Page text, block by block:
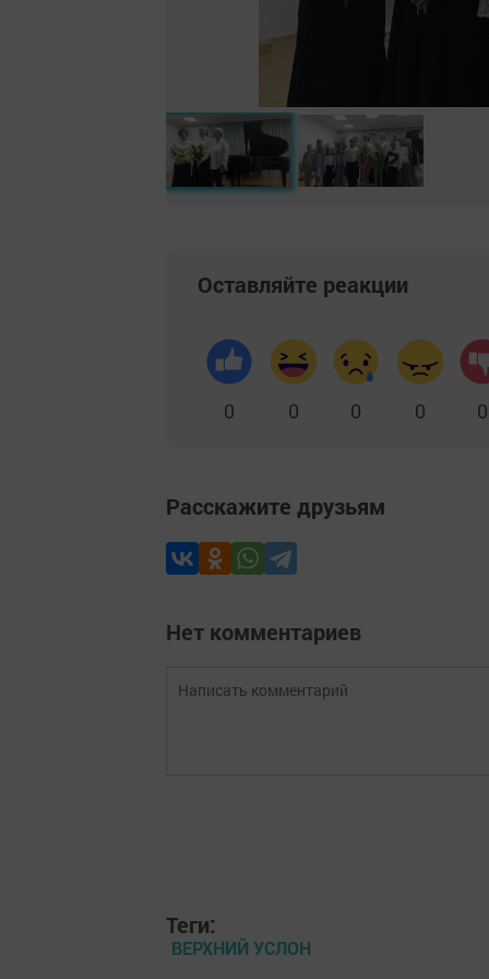
Оставляйте реакции
0 0 0 0 0
Расскажите друзьям
Нет комментариев
Теги:
ВЕРХНИЙ УСЛОН